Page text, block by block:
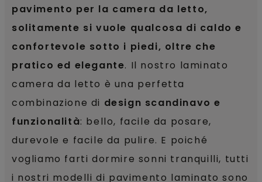
pavimento per la camera da letto,
solitamente si vuole qualcosa di caldo e
confortevole sotto i piedi, oltre che
pratico ed elegante. Il nostro laminato
camera da letto è una perfetta
combinazione di design scandinavo e
funzionalità: bello, facile da posare,
durevole e facile da pulire. E poiché
vogliamo farti dormire sonni tranquilli, tutti
i nostri modelli di pavimento laminato sono